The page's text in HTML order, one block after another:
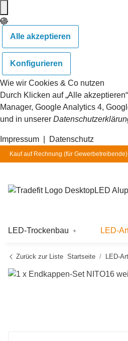
Alle akzeptieren
Konfigurieren
Wie wir Cookies & Co nutzen
Durch Klicken auf „Alle
Manager, Google Analytics 4,
und in unserer
Impressum Datenschutz
Kauf auf Rechnung (für Gewerbetreibende)
LED
LED-Trockenbau LED-
Zurück zur Liste Startseite LED-